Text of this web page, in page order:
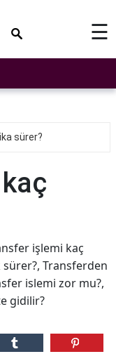
☰
sürer?
işlemi kaç
Transferden
islemi zor mu?,
gidilir?